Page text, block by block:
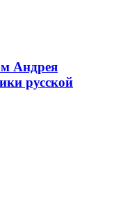
Андрея
русской